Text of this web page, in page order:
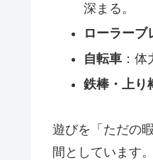
深まる。
ローラーブ
自転車：体
鉄棒・上り
遊びを「ただの
間としています。